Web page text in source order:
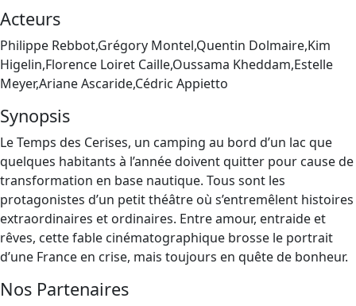
Acteurs
Philippe Rebbot,Grégory Montel,Quentin Dolmaire,Kim
Higelin,Florence Loiret Caille,Oussama Kheddam,Estelle
Meyer,Ariane Ascaride,Cédric Appietto
Synopsis
Le Temps des Cerises, un camping au bord d’un lac que
quelques habitants à l’année doivent quitter pour cause de
transformation en base nautique. Tous sont les
protagonistes d’un petit théâtre où s’entremêlent histoires
extraordinaires et ordinaires. Entre amour, entraide et
rêves, cette fable cinématographique brosse le portrait
d’une France en crise, mais toujours en quête de bonheur.
Nos Partenaires